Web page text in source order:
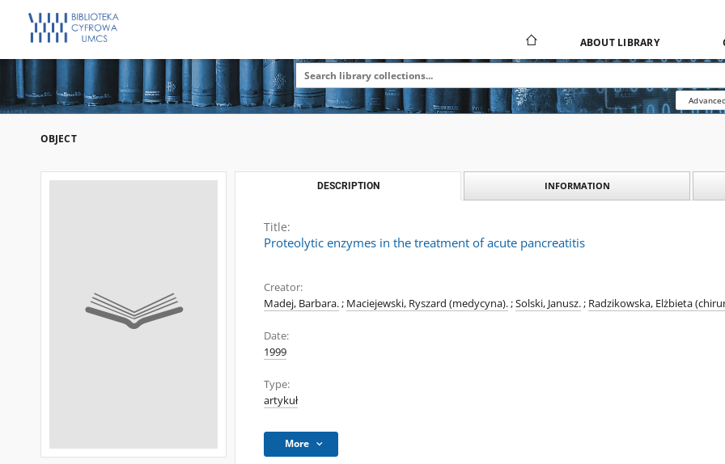
ABOUT LIBRARY
OBJECT
DESCRIPTION INFORMATION
Title:
Proteolytic enzymes in the treatment of acute pancreatitis
Creator:
Madej, Barbara.; Maciejewski, Ryszard (medycyna).;Solski, Janusz.; Radzikowska, Elżbieta
Date:
1999
Type:
artykuł
More